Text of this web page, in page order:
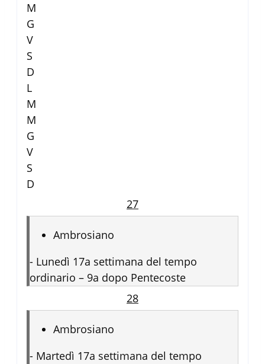
M
G
V
S
D
L
M
M
G
V
S
D
27
Ambrosiano
- Lunedì 17a settimana del tempo
ordinario – 9a dopo Pentecoste
28
Ambrosiano
- Martedì 17a settimana del tempo